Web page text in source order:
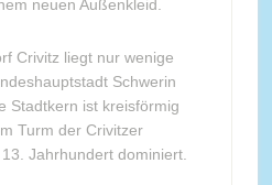
neuen Außenkleid.
Crivitz liegt nur wenige
Schwerin
Stadtkern ist kreisförmig
Turm der Crivitzer
Jahrhundert dominiert.